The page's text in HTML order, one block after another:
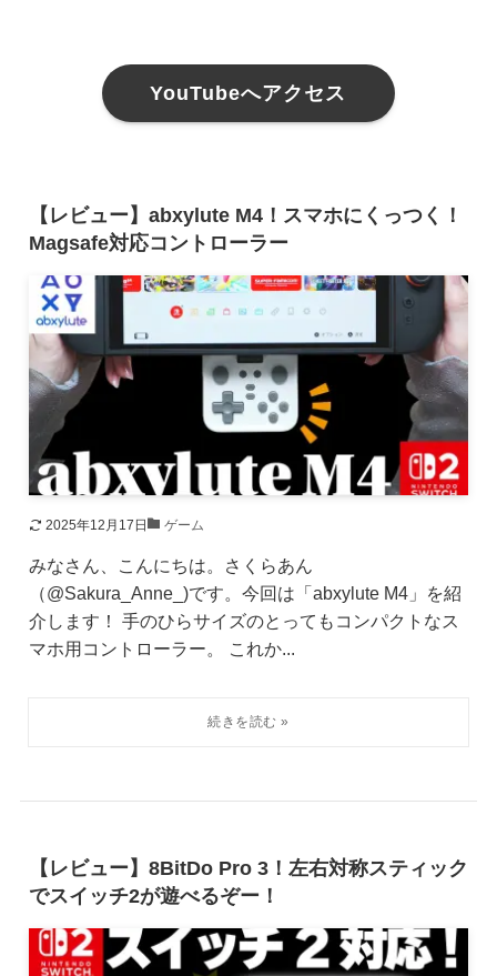
YouTubeへアクセス
【レビュー】abxylute M4！スマホにくっつく！
Magsafe対応コントローラー
2025年12月17日 ゲーム
みなさん、こんにちは。さくらあん
（@Sakura_Anne_)です。今回は「abxylute M4」を紹
介します！ 手のひらサイズのとってもコンパクトなス
マホ用コントローラー。 これか...
【レビュー】8BitDo Pro 3！左右対称スティック
でスイッチ2が遊べるぞー！